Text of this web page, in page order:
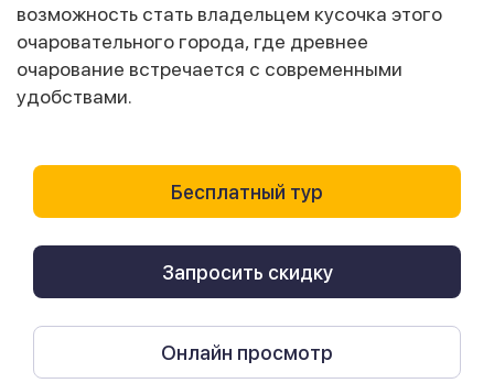
возможность стать владельцем кусочка этого
очаровательного города, где древнее
очарование встречается с современными
удобствами.
Бесплатный тур
Запросить скидку
Онлайн просмотр